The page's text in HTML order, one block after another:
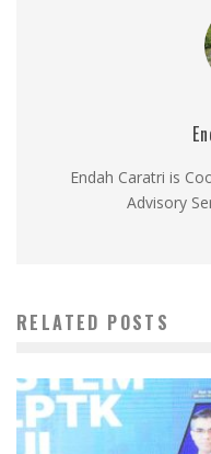
Endah Caratri is
Advisory
RELATED POSTS